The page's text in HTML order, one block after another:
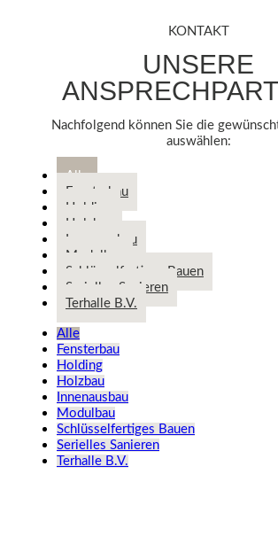
KONTAKT
UNSERE
Nachfolgend können Sie die
auswählen:
Alle
Fensterbau
Holding
Holzbau
Innenausbau
Modulbau
Schlüsselfertiges Bauen
Serielles Sanieren
Terhalle B.V.
Alle
Fensterbau
Holding
Holzbau
Innenausbau
Modulbau
Schlüsselfertiges Bauen
Serielles Sanieren
Terhalle B.V.